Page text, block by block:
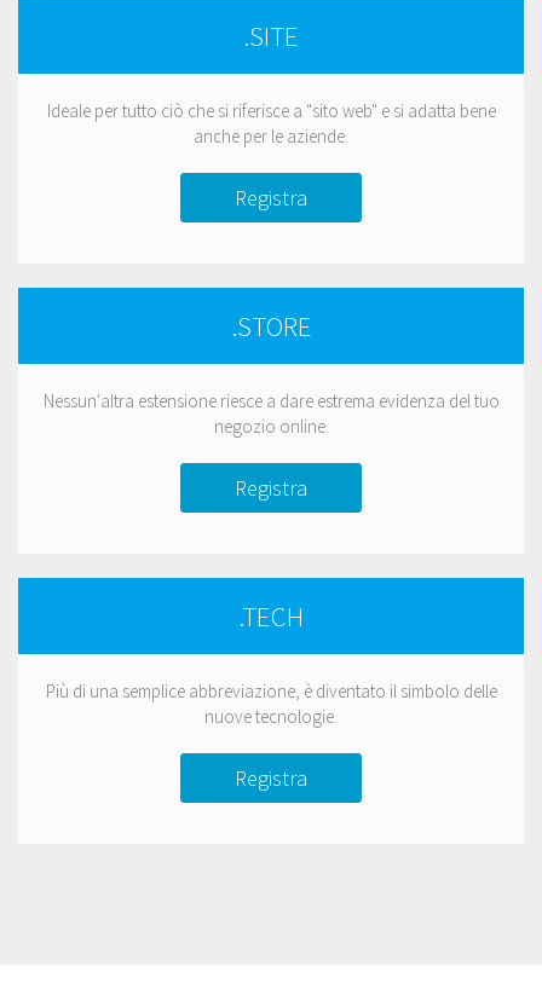
.SITE
Ideale per tutto ciò che si riferisce a "sito web" e si adatta bene
anche per le aziende.
Registra
.STORE
Nessun'altra estensione riesce a dare estrema evidenza del tuo
negozio online.
Registra
.TECH
Più di una semplice abbreviazione, è diventato il simbolo delle
nuove tecnologie.
Registra